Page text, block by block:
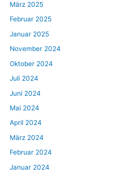
März 2025
Februar 2025
Januar 2025
November 2024
Oktober 2024
Juli 2024
Juni 2024
Mai 2024
April 2024
März 2024
Februar 2024
Januar 2024